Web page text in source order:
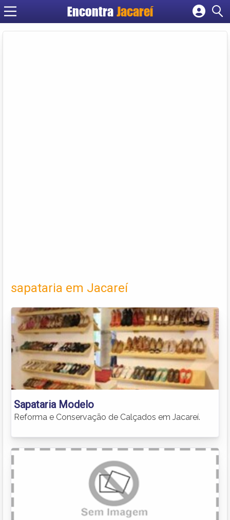
Encontra Jacareí
Cadastrar empresa
sapataria em Jacareí
Sapataria Modelo
Reforma e Conservação de Calçados em Jacareí.